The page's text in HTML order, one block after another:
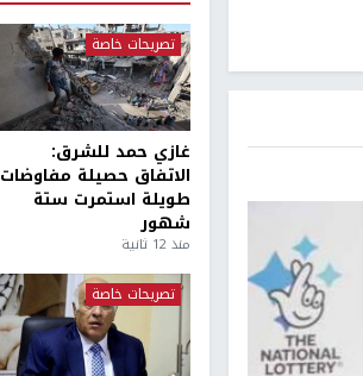
تصريحات خاصة
غازي حمد للشرق:
الاتفاق حصيلة مفاوضات
طويلة استمرت ستة
شهور
منذ 12 ثانية
تصريحات خاصة